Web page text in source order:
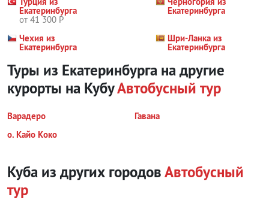
Екатеринбурга
от 41 300 Р
Екатеринбурга
Чехия из
Екатеринбурга
Шри-Ланка из
Екатеринбурга
Туры из Екатеринбурга на другие
курорты на КубуАвтобусный тур
Варадеро
Гавана
о. Кайо Коко
Куба из других городовАвтобусный
тур